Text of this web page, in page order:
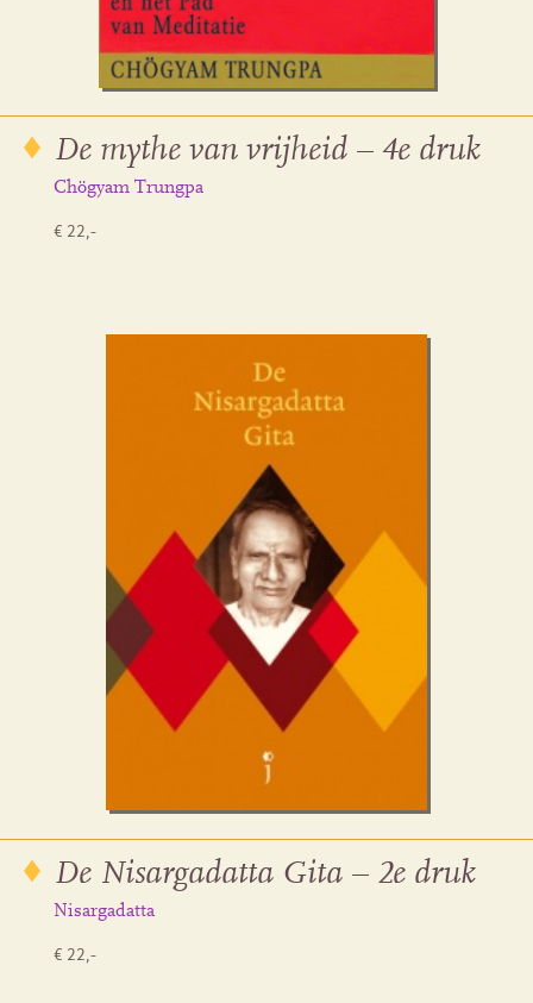
De mythe van vrijheid – 4e druk
Chögyam Trungpa
€ 22,-
De Nisargadatta Gita – 2e druk
Nisargadatta
€ 22,-